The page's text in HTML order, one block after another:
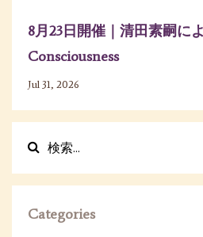
8月23日開催｜清田素嗣に
Consciousness
Jul 31, 2026
Categories